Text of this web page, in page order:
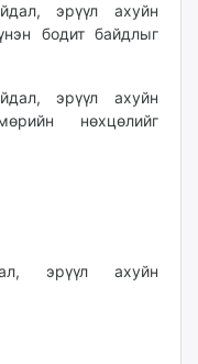
эрүүл ахуйн
бодит байдлыг
эрүүл ахуйн
нөхцөлийг
эрүүл ахуйн